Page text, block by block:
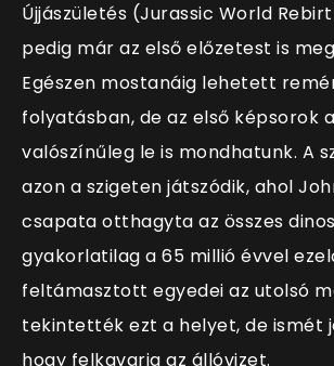
Újjászületés (Jurassic World
pedig már az első előzetest is
Egészen mostanáig lehetett
folyatásban, de az első képsorok
valószínűleg le is mondhatunk. A
azon a szigeten játszódik, ahol
csapata otthagyta az összes
gyakorlatilag a 65 millió évvel
feltámasztott egyedei az utolsó
tekintették ezt a helyet, de ismét
hogy felkavarja az állóvizet.